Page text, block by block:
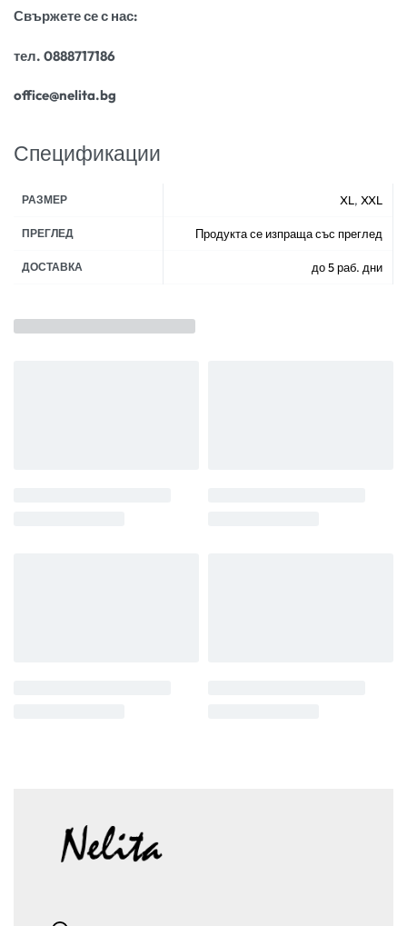
Свържете се с нас:
тел. 0888717186
office@nelita.bg
Спецификации
РАЗМЕР XL, XXL
ПРЕГЛЕД Продукта се изпраща със преглед
ДОСТАВКА до 5 раб. дни